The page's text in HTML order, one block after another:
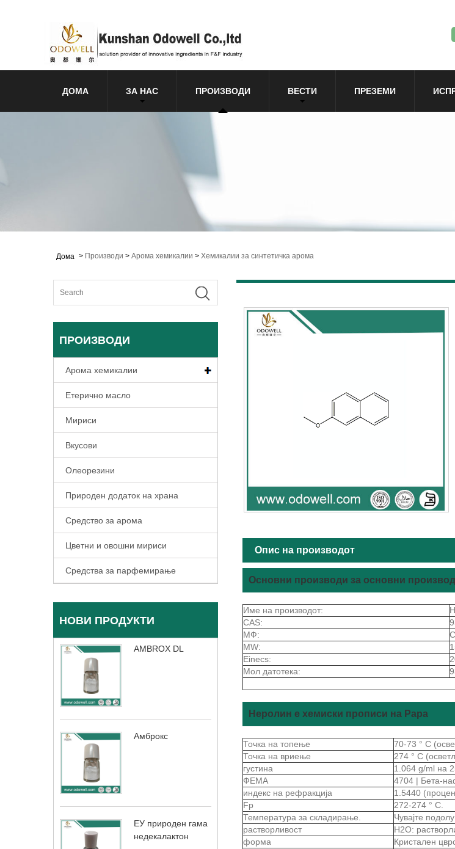
ДОМА ЗА НАС ПРОИЗВОДИ ВЕСТИ ПРЕЗЕМИ
Дома > Производи > Арома хемикалии > Хемикалии за синтетичка арома
ПРОИЗВОДИ
Арома хемикалии
Етерично масло
Мириси
Вкусови
Олеорезини
Природен додаток на храна
Средство за арома
Цветни и овошни мириси
Средства за парфемирање
НОВИ ПРОДУКТИ
AMBROX DL
Амброкс
ЕУ природен гама
недекалактон
Опис на производот
Основни производи за основни
Име на производот:
CAS:
МФ:
MW:
Einecs:
Мол датотека:
Неролин е хемиски прописи на Рара
Точка на топење
70-73 ° C
Точка на вриење
274 ° C
густина
1.064 g/ml на
ФЕМА
4704 | Бета-
индекс на рефракција
1.5440
Fp
272-274 ° C.
Температура за складирање.
Чувајте
растворливост
H2O:
форма
Кристален